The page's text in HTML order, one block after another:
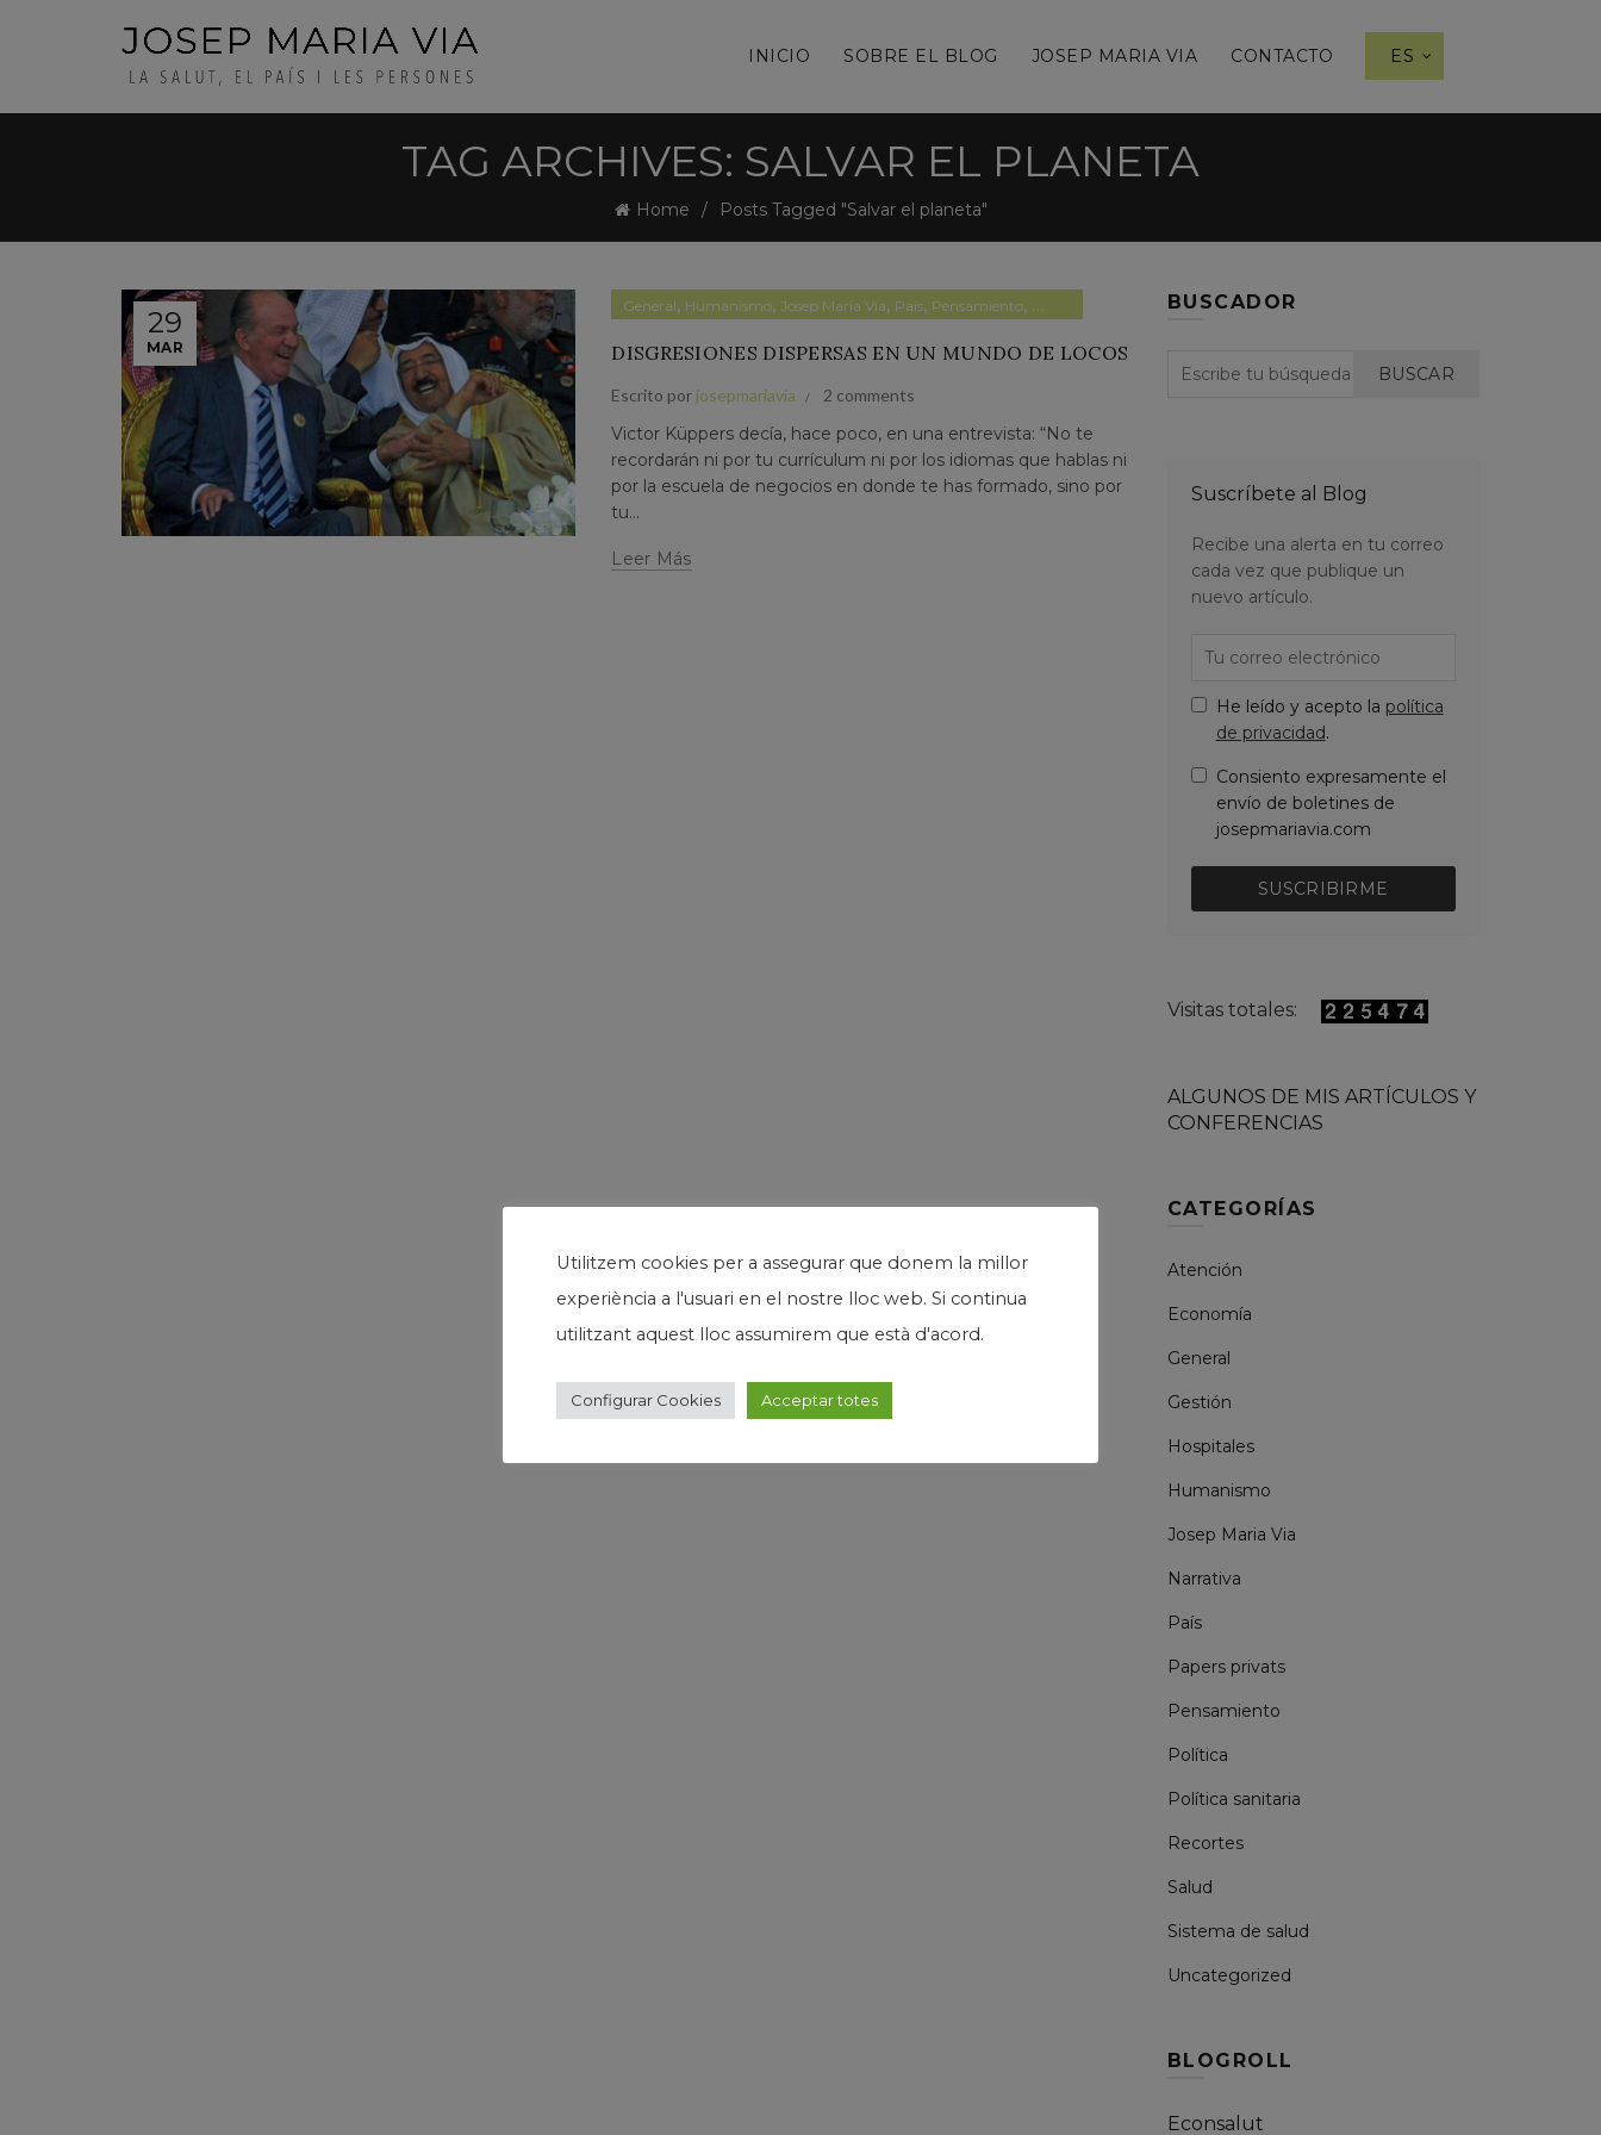
INICIO SOBRE EL BLOG JOSEP MARIA VIA CONTACTO ES
TAG ARCHIVES: SALVAR EL PLANETA
Home Posts Tagged "Salvar el planeta"
29
MAR
General, Humanismo,Josep Maria Via, País, Pensamiento, Política
DISGRESIONES DISPERSAS EN UN MUNDO DE LOCOS
Escrito por josepmariavia 2 comments
Victor Küppers decía, hace poco, en una entrevista: “No te
recordarán ni por tu currículum ni por los idiomas que hablas ni
por la escuela de negocios en donde te has formado, sino por
tu...
Leer Más
BUSCADOR
BUSCAR
Suscríbete al Blog
Recibe una alerta en tu correo
cada vez que publique un
nuevo artículo.
He leído y acepto la política
de privacidad.
Consiento expresamente el
envío de boletines de
josepmariavia.com
SUSCRIBIRME
Visitas totales:
ALGUNOS DE MIS ARTÍCULOS Y
CONFERENCIAS
CATEGORÍAS
Atención
Economía
General
Gestión
Hospitales
Humanismo
Josep Maria Via
Narrativa
País
Papers privats
Pensamiento
Política
Política sanitaria
Recortes
Salud
Sistema de salud
Uncategorized
BLOGROLL
Econsalut
Utilitzem cookies per a assegurar que donem la millor
experiència a l'usuari en el nostre lloc web. Si continua
utilitzant aquest lloc assumirem que està d'acord.
Configurar Cookies Acceptar totes